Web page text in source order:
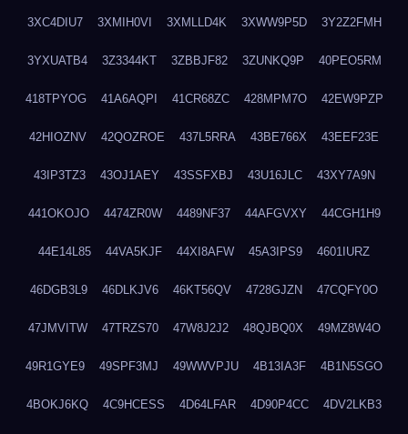
3XC4DIU7 3XMIH0VI 3XMLLD4K 3XWW9P5D 3Y2Z2FMH
3YXUATB4 3Z3344KT 3ZBBJF82 3ZUNKQ9P 40PEO5RM
418TPYOG 41A6AQPI 41CR68ZC 428MPM7O 42EW9PZP
42HIOZNV 42QOZROE 437L5RRA 43BE766X 43EEF23E
43IP3TZ3 43OJ1AEY 43SSFXBJ 43U16JLC 43XY7A9N
441OKOJO 4474ZR0W 4489NF37 44AFGVXY 44CGH1H9
44E14L85 44VA5KJF 44XI8AFW 45A3IPS9 4601IURZ
46DGB3L9 46DLKJV6 46KT56QV 4728GJZN 47CQFY0O
47JMVITW 47TRZS70 47W8J2J2 48QJBQ0X 49MZ8W4O
49R1GYE9 49SPF3MJ 49WWVPJU 4B13IA3F 4B1N5SGO
4BOKJ6KQ 4C9HCESS 4D64LFAR 4D90P4CC 4DV2LKB3